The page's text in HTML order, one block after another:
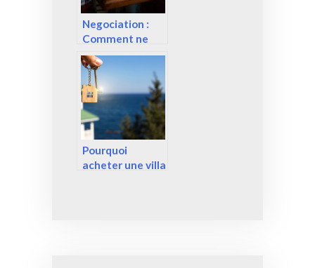
Negociation :
Comment ne
rien payer chez
le notaire
Pourquoi
acheter une villa